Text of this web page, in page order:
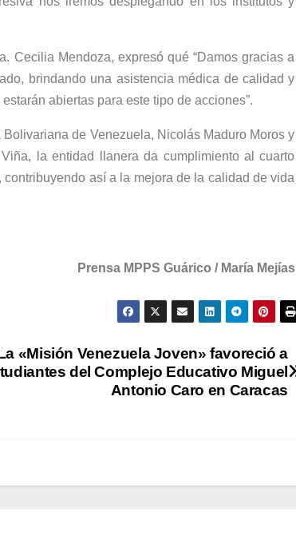
Cecilia Mendoza, expresó qué “Damos gracias a
brindando una asistencia médica de calidad y
abiertas para este tipo de acciones”.
de Venezuela, Nicolás Maduro Moros y
la entidad llanera da cumplimiento al cuarto
así a la mejora de la calidad de vida
Prensa MPPS Guárico / María Mejías
«Misión Venezuela Joven» favoreció a
del Complejo Educativo Miguel
Antonio Caro en Caracas